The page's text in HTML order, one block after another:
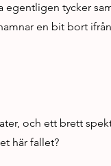
tycker
en bit bort
och ett brett
här fallet?